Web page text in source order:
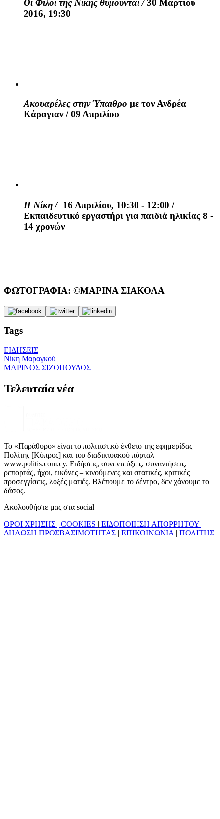
Οι Φίλοι της Νίκης θυμούνται /30 Μαρτίου
2016, 19:30
Ακουαρέλες στην Ύπαιθρο με τον Ανδρέα
Κάραγιαν / 09 Απριλίου
Η Νίκη /16 Απριλίου, 10:30 - 12:00 /
Εκπαιδευτικό εργαστήρι για παιδιά ηλικίας 8 -
14 χρονών
ΦΩΤΟΓΡΑΦΙΑ: ©ΜΑΡΙΝΑ ΣΙΑΚΟΛΑ
Tags
ΕΙΔΗΣΕΙΣ
Νίκη Μαραγκού
ΜΑΡΙΝΟΣ ΣΙΖΟΠΟΥΛΟΣ
Τελευταία νέα
Το «Παράθυρο» είναι το πολιτιστικό ένθετο της εφημερίδας
Πολίτης [Κύπρος] και του διαδικτυακού πόρταλ
www.politis.com.cy. Ειδήσεις, συνεντεύξεις, συναντήσεις,
ρεπορτάζ, ήχοι, εικόνες – κινούμενες και στατικές, κριτικές
προσεγγίσεις, λοξές ματιές. Βλέπουμε το δέντρο, δεν χάνουμε το
δάσος.
Ακολουθήστε μας στα social
ΟΡΟΙ ΧΡΗΣΗΣ | COOKIES | ΕΙΔΟΠΟΙΗΣΗ ΑΠΟΡΡΗΤΟΥ |
ΔΗΛΩΣΗ ΠΡΟΣΒΑΣΙΜΟΤΗΤΑΣ | ΕΠΙΚΟΙΝΩΝΙΑ | ΠΟΛΙΤΗΣ